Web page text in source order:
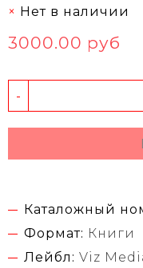
Нет в наличии
3000.00 руб
-
Каталожный
Формат: Книги
Лейбл: Viz